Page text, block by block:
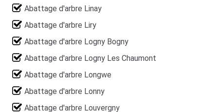
Abattage d'arbre Linay
Abattage d'arbre Liry
Abattage d'arbre Logny Bogny
Abattage d'arbre Logny Les Chaumont
Abattage d'arbre Longwe
Abattage d'arbre Lonny
Abattage d'arbre Louvergny